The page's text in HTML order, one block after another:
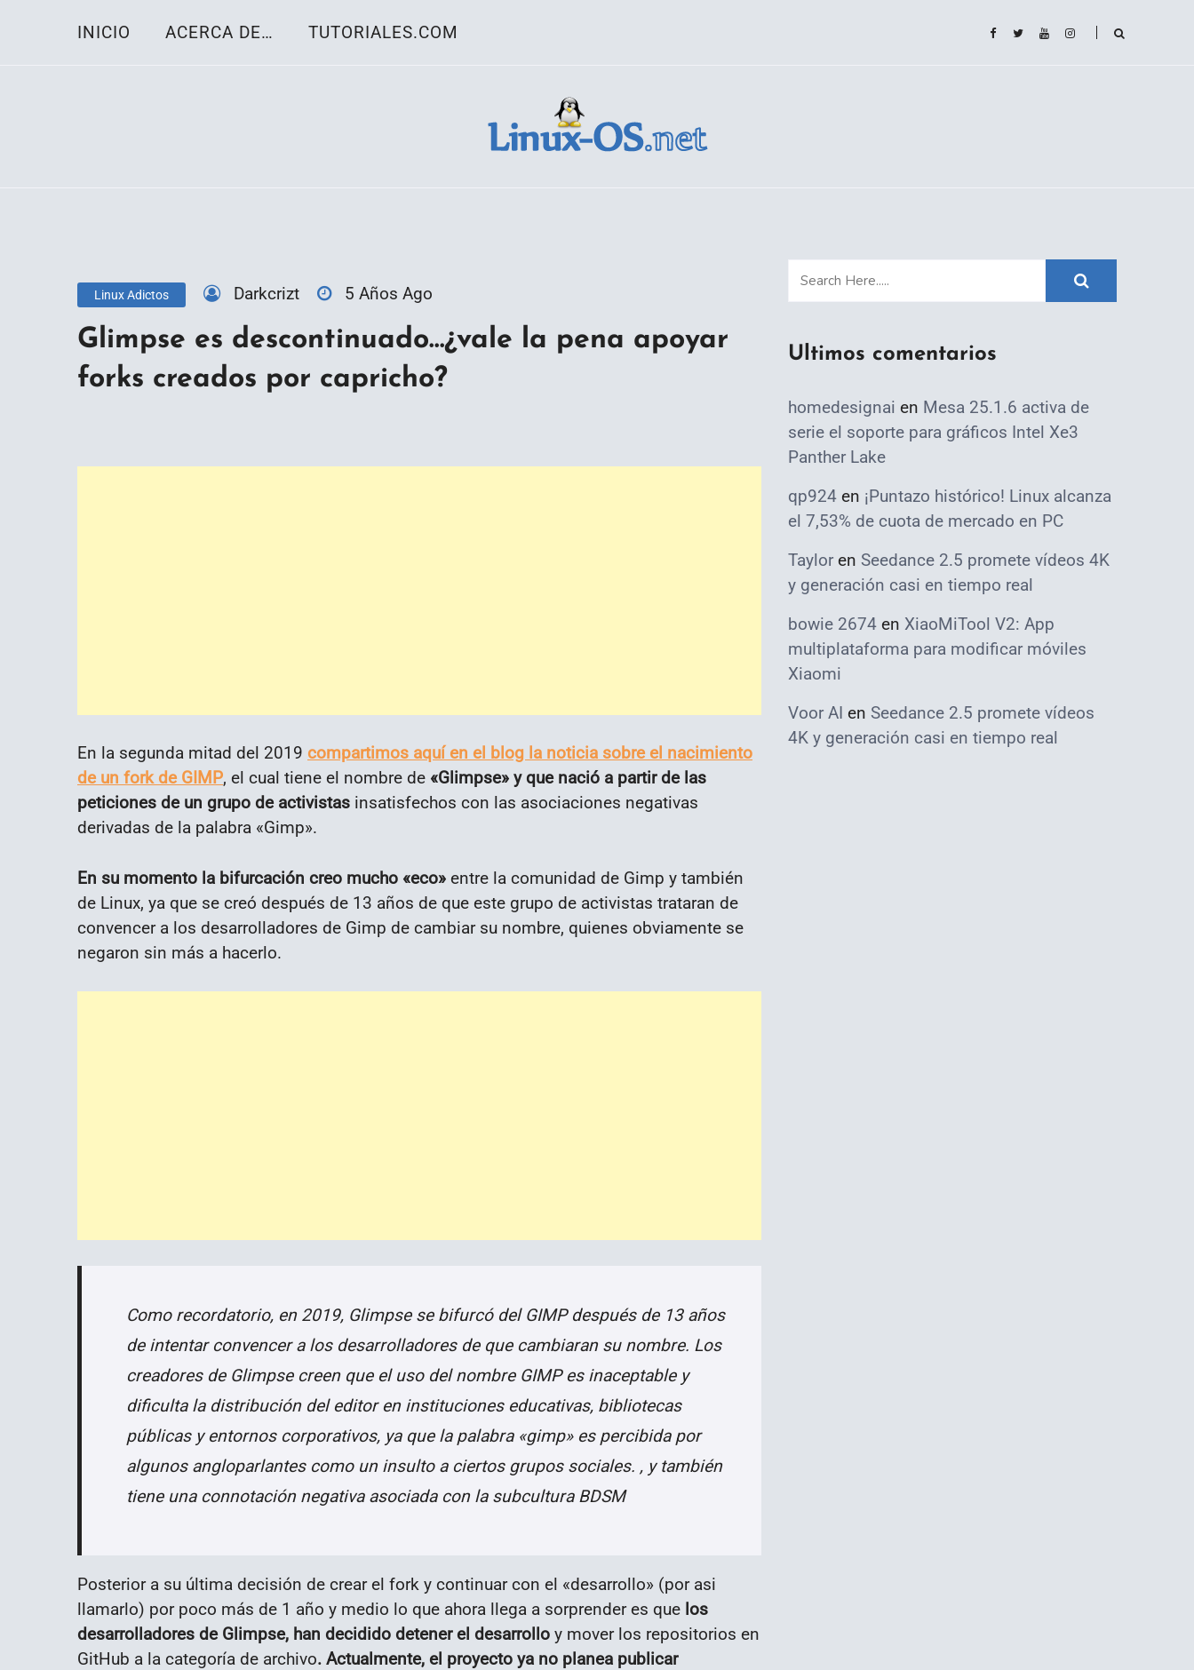
INICIO ACERCA DE… TUTORIALES.COM
Linux Adictos Darkcrizt 5 Años Ago
Glimpse es descontinuado…¿vale la pena apoyar
forks creados por capricho?
En la segunda mitad del 2019 compartimos aquí en el blog la noticia sobre el nacimiento
de un fork de GIMP, el cual tiene el nombre de «Glimpse» y que nació a partir de las
peticiones de un grupo de activistas insatisfechos con las asociaciones negativas
derivadas de la palabra «Gimp».
En su momento la bifurcación creo mucho «eco» entre la comunidad de Gimp y también
de Linux, ya que se creó después de 13 años de que este grupo de activistas trataran de
convencer a los desarrolladores de Gimp de cambiar su nombre, quienes obviamente se
negaron sin más a hacerlo.
Como recordatorio, en 2019, Glimpse se bifurcó del GIMP después de 13 años
de intentar convencer a los desarrolladores de que cambiaran su nombre. Los
creadores de Glimpse creen que el uso del nombre GIMP es inaceptable y
dificulta la distribución del editor en instituciones educativas, bibliotecas
públicas y entornos corporativos, ya que la palabra «gimp» es percibida por
algunos angloparlantes como un insulto a ciertos grupos sociales. , y también
tiene una connotación negativa asociada con la subcultura BDSM
Posterior a su última decisión de crear el fork y continuar con el «desarrollo» (por asi
llamarlo) por poco más de 1 año y medio lo que ahora llega a sorprender es que los
desarrolladores de Glimpse, han decidido detener el desarrollo y mover los repositorios en
GitHub a la categoría de archivo. Actualmente, el proyecto ya no planea publicar
Ultimos comentarios
homedesignai en Mesa 25.1.6 activa de
serie el soporte para gráficos Intel Xe3
Panther Lake
qp924 en ¡Puntazo histórico! Linux alcanza
el 7,53% de cuota de mercado en PC
Taylor en Seedance 2.5 promete vídeos 4K
y generación casi en tiempo real
bowie 2674 en XiaoMiTool V2: App
multiplataforma para modificar móviles
Xiaomi
Voor AI en Seedance 2.5 promete vídeos
4K y generación casi en tiempo real